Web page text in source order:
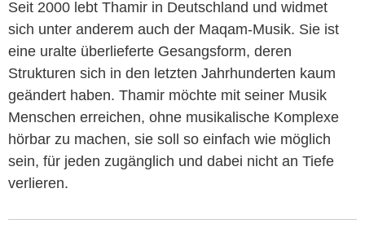
Seit 2000 lebt Thamir in Deutschland und widmet
sich unter anderem auch der Maqam-Musik. Sie ist
eine uralte überlieferte Gesangsform, deren
Strukturen sich in den letzten Jahrhunderten kaum
geändert haben. Thamir möchte mit seiner Musik
Menschen erreichen, ohne musikalische Komplexe
hörbar zu machen, sie soll so einfach wie möglich
sein, für jeden zugänglich und dabei nicht an Tiefe
verlieren.